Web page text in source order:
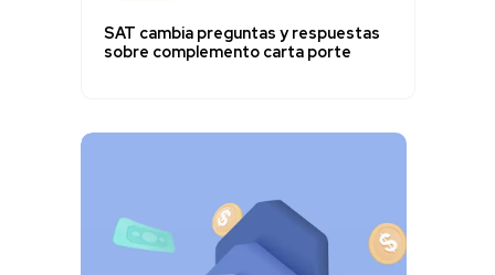
SAT cambia preguntas y respuestas
sobre complemento carta porte